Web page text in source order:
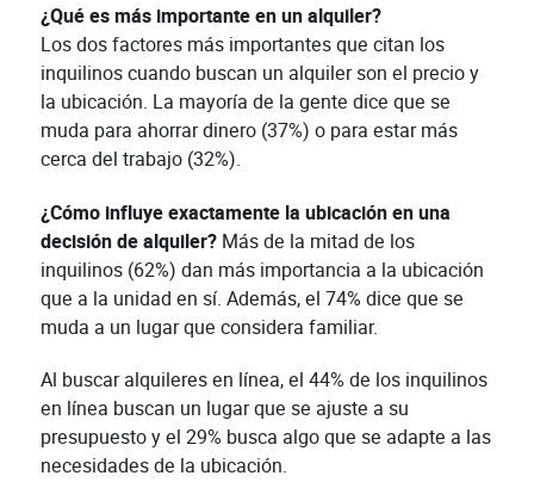
¿Qué es más importante en un alquiler?
Los dos factores más importantes que citan los
inquilinos cuando buscan un alquiler son el precio y
la ubicación. La mayoría de la gente dice que se
muda para ahorrar dinero (37%) o para estar más
cerca del trabajo (32%).
¿Cómo influye exactamente la ubicación en una
decisión de alquiler? Más de la mitad de los
inquilinos (62%) dan más importancia a la ubicación
que a la unidad en sí. Además, el 74% dice que se
muda a un lugar que considera familiar.
Al buscar alquileres en línea, el 44% de los inquilinos
en línea buscan un lugar que se ajuste a su
presupuesto y el 29% busca algo que se adapte a las
necesidades de la ubicación.